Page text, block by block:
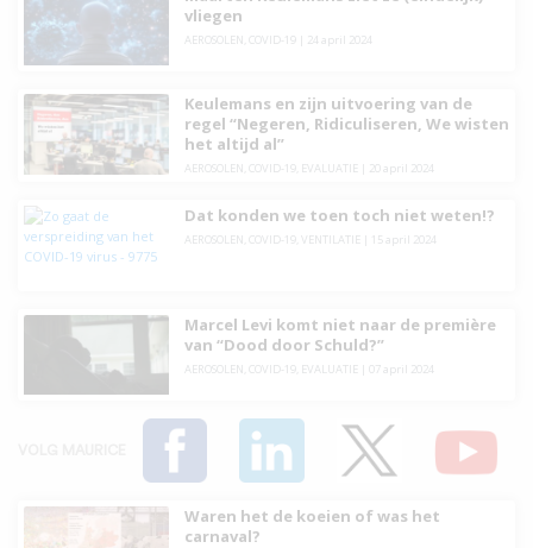
vliegen
AEROSOLEN COVID-19| 24 april 2024
Keulemans en zijn uitvoering van de
regel “Negeren, Ridiculiseren, We wisten
het altijd al”
AEROSOLEN COVID-19, EVALUATIE 20 april 2024
Dat konden we toen toch niet weten!?
AEROSOLEN COVID-19, VENTILATIE 15 april 2024
Marcel Levi komt niet naar de première
van “Dood door Schuld?”
AEROSOLEN COVID-19, EVALUATIE 07 april 2024
Waren het de koeien of was het
carnaval?